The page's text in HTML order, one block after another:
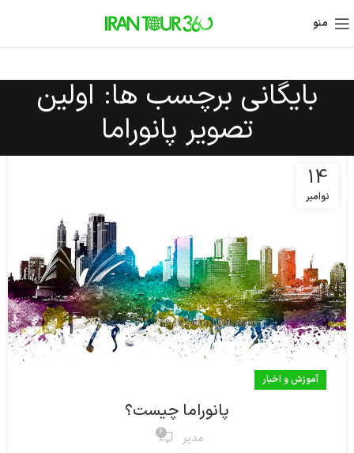
منو
بایگانی برچسب ها: اولین
تصویر پانوراما
14
نوامبر
آموزش و اخبار
پانوراما چیست؟
مدیر 6